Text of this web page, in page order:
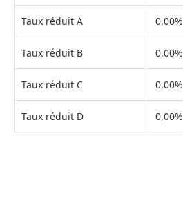
Taux réduit A 0,00%
Taux réduit B 0,00%
Taux réduit C 0,00%
Taux réduit D 0,00%